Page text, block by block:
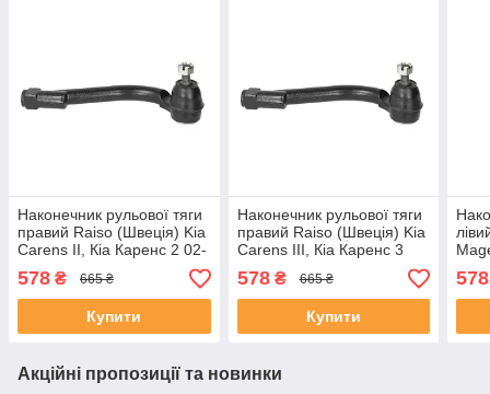
Наконечник рульової тяги
правий Raiso (Швеція) Kia
Carens II, Кіа Каренс 2 02-
13 #RL-568290K
UAEXGCS4
578 ₴ 665 ₴
Купити
Наконечник рульової тяги
правий Raiso (Швеція) Kia
Carens III, Кіа Каренс 3
02-13 #RL-568290K
UAJWCKL4
578₴ 665 ₴
Купити
2
578
Акційні пропозиції та новинки